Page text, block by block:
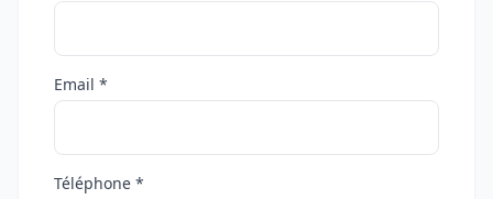
Email *
Téléphone *